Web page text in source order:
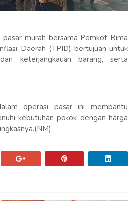
murah bersama Pemkot Bima
Daerah (TPID) bertujuan untuk
keterjangkauan barang, serta
operasi pasar ini membantu
kebutuhan pokok dengan harga